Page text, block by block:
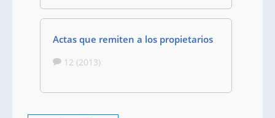
Actas que remiten a los propietarios
12 (2013)